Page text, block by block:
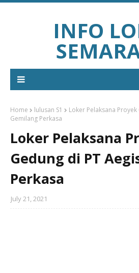
INFO
Home lulusan S1
Loker Pelaksana
Gemilang Perkasa
Loker Pelaksana
Gedung di PT
Perkasa
July 21, 2021